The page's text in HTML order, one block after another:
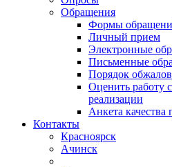
Обращения
Формы
Личный прием
Электронные
Письменные
Порядок
Оценить работу
реализации
Анкета качества
Контакты
Красноярск
Ачинск